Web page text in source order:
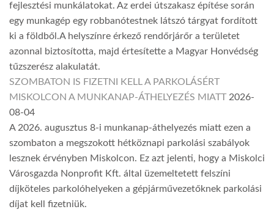
fejlesztési munkálatokat. Az erdei útszakasz építése során
egy munkagép egy robbanótestnek látszó tárgyat fordított
ki a földből.A helyszínre érkező rendőrjárőr a területet
azonnal biztosította, majd értesítette a Magyar Honvédség
tűzszerész alakulatát.
SZOMBATON IS FIZETNI KELL A PARKOLÁSÉRT
MISKOLCON A MUNKANAP-ÁTHELYEZÉS MIATT 2026-
08-04
A 2026. augusztus 8-i munkanap-áthelyezés miatt ezen a
szombaton a megszokott hétköznapi parkolási szabályok
lesznek érvényben Miskolcon. Ez azt jelenti, hogy a Miskolci
Városgazda Nonprofit Kft. által üzemeltetett felszíni
díjköteles parkolóhelyeken a gépjárművezetőknek parkolási
díjat kell fizetniük.